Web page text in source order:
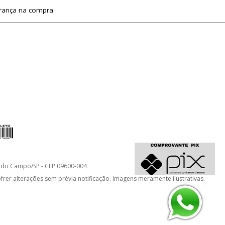
na compra
Campo/SP - CEP 09600-004
alterações sem prévia notificação. Imagens meramente ilustrativas.